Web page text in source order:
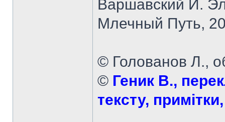
Варшавский И.
Млечный Путь,
© Голованов Л.,
© Геник В.,
тексту,